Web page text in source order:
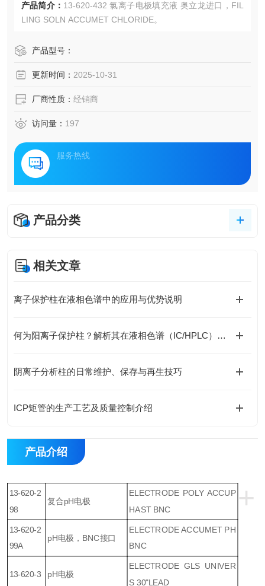
产品简介： 13-620-432 氯离子电极填充液 奥立龙进口，FIL
LING SOLN ACCUMET CHLORIDE。
产品型号：
更新时间： 2025-10-31
厂商性质： 经销商
访问量： 197
服务热线
产品分类
相关文章
离子保护柱在液相色谱中的应用与优势说明
何为阳离子保护柱？解析其在液相色谱（IC/HPLC）中的不可替代作用
阴离子分析柱的日常维护、保存与再生技巧
ICP矩管的生产工艺及质量控制介绍
产品介绍
+
13-620-2
98
复合pH电极
ELECTRODE POLY ACCUP
HAST BNC
13-620-2
99A
pH电极，BNC接口
ELECTRODE ACCUMET PH
BNC
13-620-3 pH电极
ELECTRODE GLS UNIVER
S 30"LEAD